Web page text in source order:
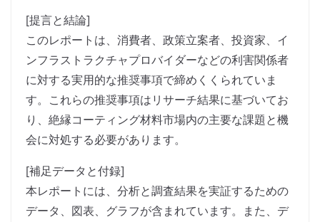
[提言と結論]
このレポートは、消費者、政策立案者、投資家、イ
ンフラストラクチャプロバイダーなどの利害関係者
に対する実用的な推奨事項で締めくくられていま
す。これらの推奨事項はリサーチ結果に基づいてお
り、絶縁コーティング材料市場内の主要な課題と機
会に対処する必要があります。
[補足データと付録]
本レポートには、分析と調査結果を実証するための
データ、図表、グラフが含まれています。また、デ